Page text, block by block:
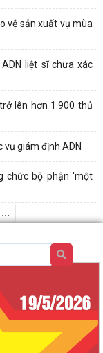
vệ sản xuất vụ mùa
liệt sĩ chưa xác
lên hơn 1.900 thủ
vụ giám định ADN
chức bộ phận 'một
...